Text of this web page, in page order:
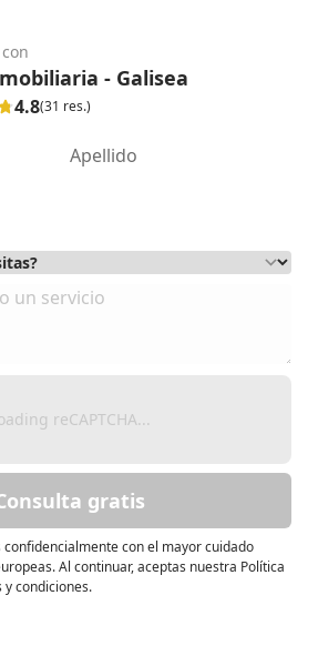
- Galisea
4.8(31 res.)
reCAPTCHA...
gratis
con el mayor cuidado
Al continuar, aceptas nuestra Política
y condiciones.